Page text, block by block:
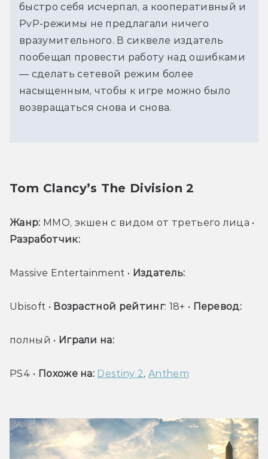
быстро себя исчерпал, а кооперативный и
PvP-режимы не предлагали ничего
вразумительного. В сиквеле издатель
пообещал провести работу над ошибками
— сделать сетевой режим более
насыщенным, чтобы к игре можно было
возвращаться снова и снова.
Tom Clancy’s The Division 2
Жанр:
Разработчик:
Massive Entertainment • Издатель:
Ubisoft • Возрастной рейтинг: 18+ • Перевод:
полный • Играли на:
PS4 • Похоже на: Destiny 2, Anthem